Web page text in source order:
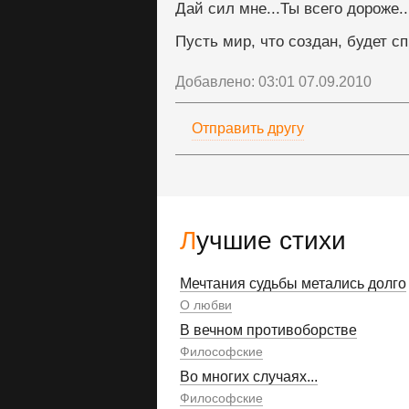
Лучшие стихи
Мечтания судьбы метались долго
О любви
В вечном противоборстве
Философские
Во многих случаях...
Философские
Дай сил мне...Ты всего
Пусть мир, что создан, будет
Добавлено: 03:01 07.09.2010
Отправить другу